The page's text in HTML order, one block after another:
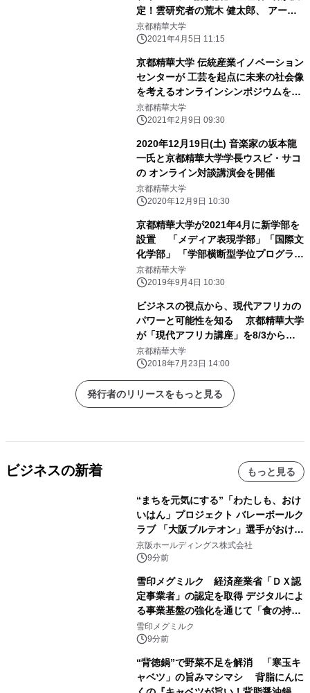
定！雲研究者の荒木 健太郎、 アーテ
ィストの村上 慧氏、経済思想家の斎藤
幸平氏が登壇
京都精華大学
2021年4月5日 11:15
京都精華大学 伝統産業イノベーション
センターが 工芸を起点に未来の社会像
を考えるオンラインシンポジウムを
2021年2月19日(金)～21日(日)に開催
京都精華大学
2021年2月9日 09:30
2020年12月19日(土) 音楽家の坂本龍
一氏と京都精華大学学長ウスビ・サコ
の オンライン対談講演会を開催
京都精華大学
2020年12月9日 10:30
京都精華大学が2021年4月に新学部を
設置 「メディア表現学部」「国際文
化学部」 「学部横断型学位プログラム
人間環境デザインプログラム」 設置予
定
京都精華大学
2019年9月4日 10:30
ビジネスの視点から、現代アフリカの
パワーと可能性を知る 京都精華大学
が「現代アフリカ講座」を8/3から丸
の内で開催
京都精華大学
2018年7月23日 14:00
発行者のリリースをもっと見る
ビジネスの新着 もっと見る
“まちを元気にする”「わたしも、おけ
いはん」プロジェクト バレーボールク
ラブ 「大阪ブルテオン」選手がおけい
はんに。
京阪ホールディングス株式会社
9分前
雪印メグミルク 経済産業省「ＤＸ認
定事業者」の認定を取得 デジタルによ
る事業基盤の強化を通じて「食の持続
性」を実現
雪印メグミルク
9分前
“背徳鍋”で野菜不足を解消 「寒玉キ
ャベツ」の旨みマシマシ 背脂にんに